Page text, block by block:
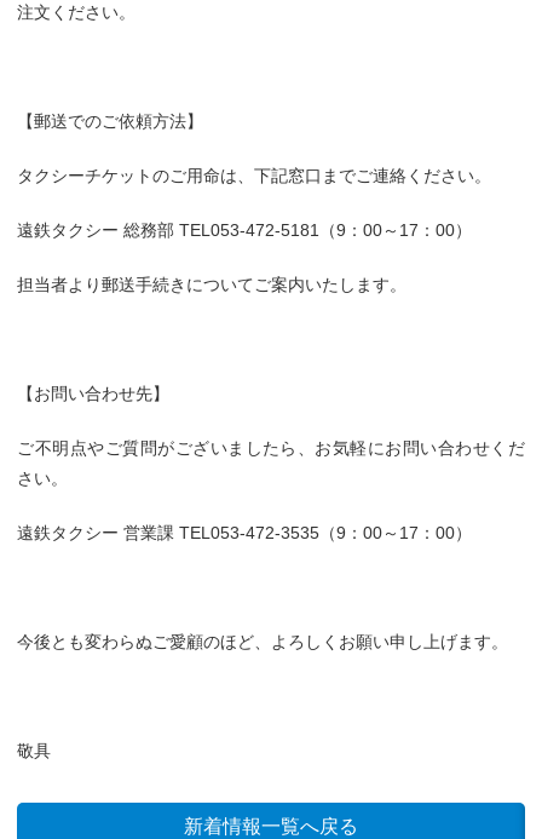
注文ください。
【郵送でのご依頼方法】
タクシーチケットのご用命は、下記窓口までご連絡ください。
遠鉄タクシー 総務部 TEL053-472-5181（9：00～17：00）
担当者より郵送手続きについてご案内いたします。
【お問い合わせ先】
ご不明点やご質問がございましたら、お気軽にお問い合わせくだ
さい。
遠鉄タクシー 営業課 TEL053-472-3535（9：00～17：00）
今後とも変わらぬご愛顧のほど、よろしくお願い申し上げます。
敬具
新着情報一覧へ戻る